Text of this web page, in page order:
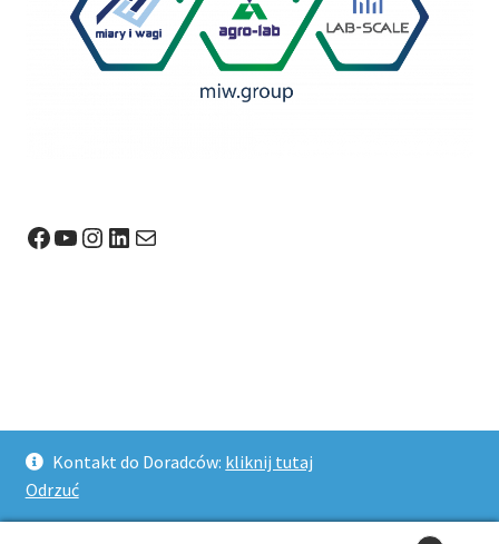
Kontakt do Doradców: kliknij tutaj
Odrzuć
Facebook
YouTube
Instagram
LinkedIn
Mail
Stworzone z WooCommerce.